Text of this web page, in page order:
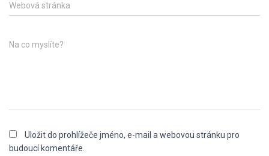
Webová stránka
Na co myslíte?
Uložit do prohlížeče jméno, e-mail a webovou stránku pro
budoucí komentáře.